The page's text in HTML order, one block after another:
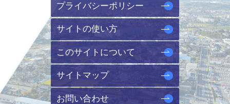
プライバシーポリシー
サイトの使い方
このサイトについて
サイトマップ
お問い合わせ